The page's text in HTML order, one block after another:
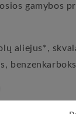
gamybos
aliejus*,